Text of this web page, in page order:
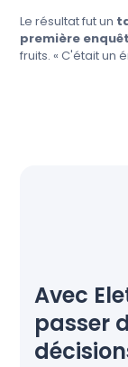
Le résultat fut un
première
fruits. « C'était un
Avec
passer